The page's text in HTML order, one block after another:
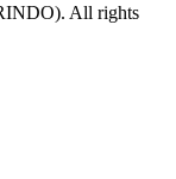
All rights